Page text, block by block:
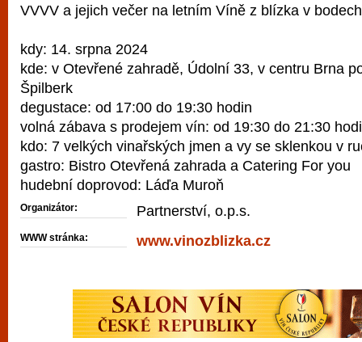
VVVV a jejich večer na letním Víně z blízka v bodech
kdy: 14. srpna 2024
kde: v Otevřené zahradě, Údolní 33, v centru Brna
Špilberk
degustace: od 17:00 do 19:30 hodin
volná zábava s prodejem vín: od 19:30 do 21:30
kdo: 7 velkých vinařských jmen a vy se sklenkou v
gastro: Bistro Otevřená zahrada a Catering For you
hudební doprovod: Láďa Muroň
Organizátor: Partnerství, o.p.s.
WWW stránka: www.vinozblizka.cz